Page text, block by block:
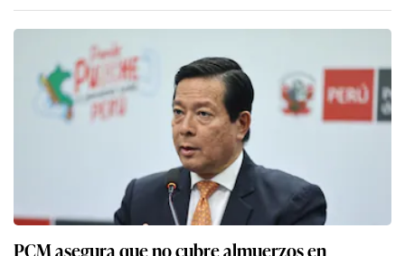
PCM asegura que no cubre almuerzos en